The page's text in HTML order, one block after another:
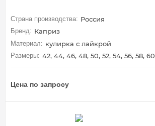
Страна производства: Россия
Бренд: Каприз
Материал: кулирка с лайкрой
Размеры: 42, 44, 46, 48, 50, 52, 54, 56, 58, 60
Цена по запросу